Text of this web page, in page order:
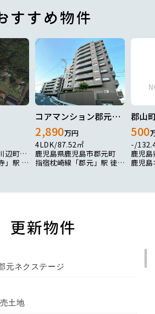
鹿児島県南九州市川辺町清水3537
指宿枕崎線「慈眼寺」駅 徒歩222分
コアマンション郡元ネクステージ
2,890万円
4LDK/87.52㎡
鹿児島県鹿児島市郡元町
指宿枕崎線「郡元」駅 徒歩3分
郡山
500
-/
元ネクステージ
土地